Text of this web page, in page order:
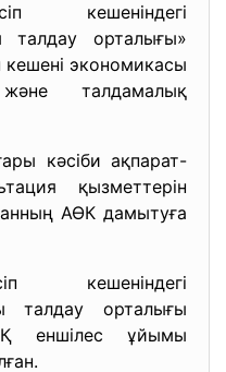
кешеніндегі
талдау орталығы»
экономикасы
талдамалық
кәсіби ақпарат-
қызметтерін
АӨК дамытуға
кешеніндегі
талдау орталығы
еншілес ұйымы